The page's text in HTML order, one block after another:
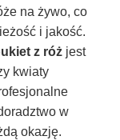
na żywo, co
i jakość.
z róż jest
kwiaty
w
okazję.